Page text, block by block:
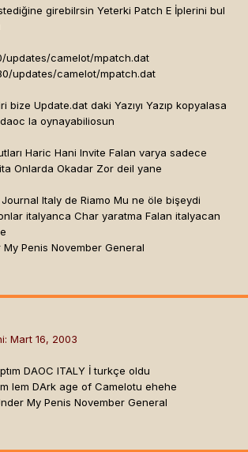
girebilrsin Yeterki Patch E İplerini bul
updates/camelot/mpatch.dat
updates/camelot/mpatch.dat
bize Update.dat daki Yazıyı Yazıp kopyalasa
la oynayabiliosun
Haric Hani Invite Falan varya sadece
Onlarda Okadar Zor deil yane
Italy de Riamo Mu ne öle bişeydi
italyanca Char yaratma Falan italyacan
My Penis November General
Mart 16, 2003
DAOC ITALY İ turkçe oldu
lem DArk age of Camelotu ehehe
My Penis November General